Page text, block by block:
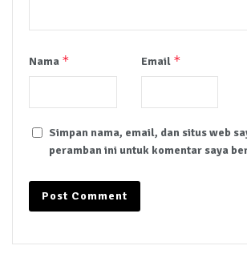
Nama * Email *
Simpan nama, email, dan situs web
peramban ini untuk komentar saya